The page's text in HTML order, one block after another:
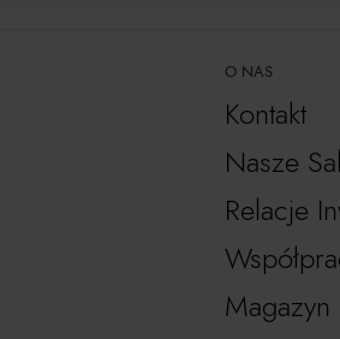
O NAS
Kontakt
Nasze
Relacje
Magazyn